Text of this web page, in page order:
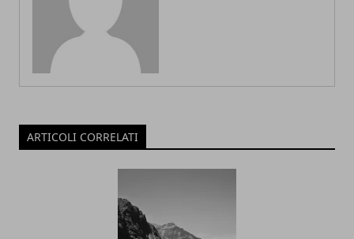
ARTICOLI CORRELATI